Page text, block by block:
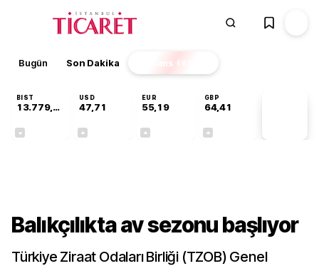
Bugün Son Dakika Finans EKSTRA
BIST
13.779,39
USD
47,71
EUR
55,19
GBP
64,41
Balıkçılıkta av sezonu başlıyor
Türkiye Ziraat Odaları Birliği (TZOB) Genel